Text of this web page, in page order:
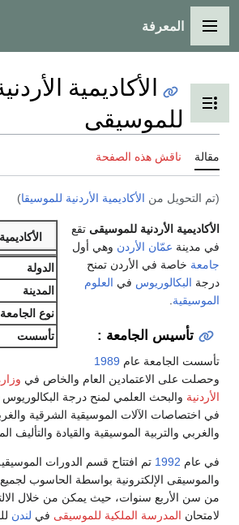
القائمة الرئيسية
المعرفة
تبديل عرض جدول المحتويات
الأكاديمية
للموسيقى
مقالة ناقش هذه الصفحة
(تم التحويل من الأكاديمية الأردنية للموسيقا)
الدولة
المدينة
نوع الجامعة
تأسست
الأكاديمية الأردنية للموسيقى تقع
في مدينة عمّان الأردن وهي أول
جامعة خاصة في الأردن تمنح
درجة البكالوريوس في العلوم
الموسيقية
تأسيس الجامعة :
تأسست الجامعة عام 1989
وحصلت على الاعتمادين العام والخاص في
الأردنية والبحث العلمي لمنح درجة
في اختصاصات الآلات الموسيقية الشرقية
والغربي والتربية الموسيقية والقيادة والتأليف
في عام 1992 تم افتتاح قسم الدورات الموسيقية
والموسيقى الإلكترونية بواسطة الحاسوب لجميع
من سن الأربع سنوات، حيث يمكن من خلال
لامتحان المدرسة الملكية للموسيقى في لندن